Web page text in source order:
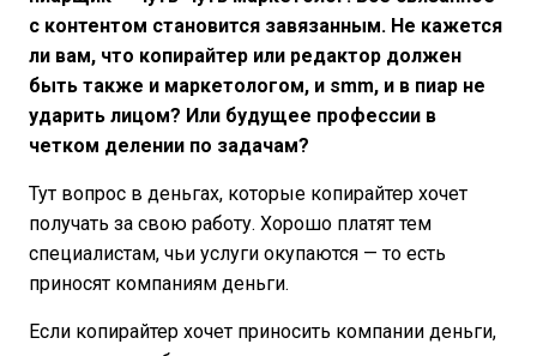
с контентом становится завязанным. Не кажется
ли вам, что копирайтер или редактор должен
быть также и маркетологом, и smm, и в пиар не
ударить лицом? Или будущее профессии в
четком делении по задачам?
Тут вопрос в деньгах, которые копирайтер хочет
получать за свою работу. Хорошо платят тем
специалистам, чьи услуги окупаются — то есть
приносят компаниям деньги.
Если копирайтер хочет приносить компании деньги,